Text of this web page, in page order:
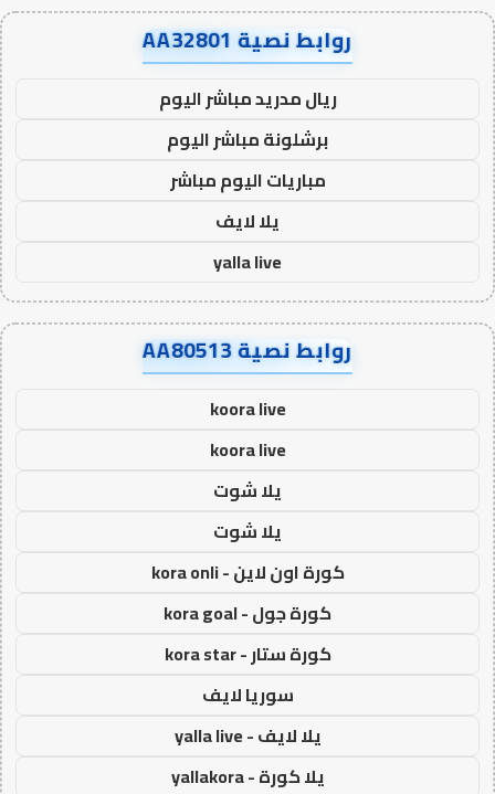
روابط نصية AA32801
ريال مدريد مباشر اليوم
برشلونة مباشر اليوم
مباريات اليوم مباشر
يلا لايف
yalla live
روابط نصية AA80513
koora live
koora live
يلا شوت
يلا شوت
كورة اون لاين - kora onli
كورة جول - kora goal
كورة ستار - kora star
سوريا لايف
يلا لايف - yalla live
يلا كورة - yallakora